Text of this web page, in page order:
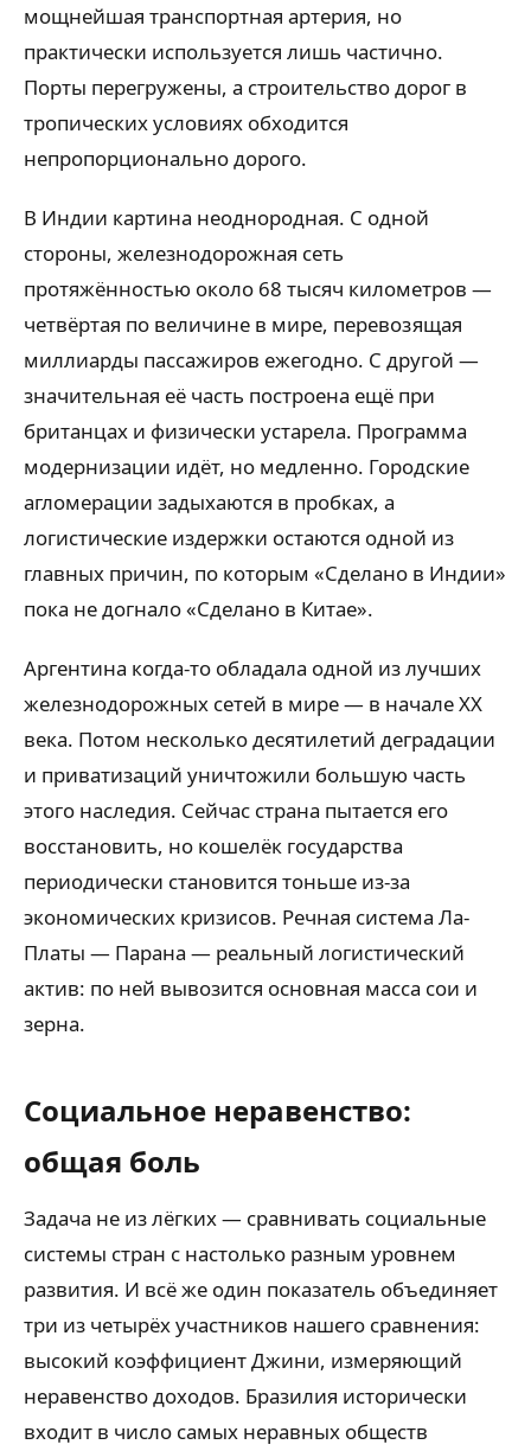
мощнейшая транспортная артерия, но
практически используется лишь частично.
Порты перегружены, а строительство дорог в
тропических условиях обходится
непропорционально дорого.
В Индии картина неоднородная. С одной
стороны, железнодорожная сеть
протяжённостью около 68 тысяч километров —
четвёртая по величине в мире, перевозящая
миллиарды пассажиров ежегодно. С другой —
значительная её часть построена ещё при
британцах и физически устарела. Программа
модернизации идёт, но медленно. Городские
агломерации задыхаются в пробках, а
логистические издержки остаются одной из
главных причин, по которым «Сделано в Индии»
пока не догнало «Сделано в Китае».
Аргентина когда-то обладала одной из лучших
железнодорожных сетей в мире — в начале XX
века. Потом несколько десятилетий деградации
и приватизаций уничтожили большую часть
этого наследия. Сейчас страна пытается его
восстановить, но кошелёк государства
периодически становится тоньше из-за
экономических кризисов. Речная система Ла-
Платы — Парана — реальный логистический
актив: по ней вывозится основная масса сои и
зерна.
Социальное неравенство:
общая боль
Задача не из лёгких — сравнивать социальные
системы стран с настолько разным уровнем
развития. И всё же один показатель объединяет
три из четырёх участников нашего сравнения:
высокий коэффициент Джини, измеряющий
неравенство доходов. Бразилия исторически
входит в число самых неравных обществ